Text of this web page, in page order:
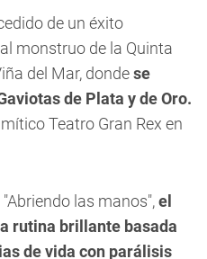
de un éxito
monstruo de la Quinta
del Mar, dondese
de Plata y de Oro.
Teatro Gran Rex en
las manos",el
rutina brillante basada
de vida con parálisis